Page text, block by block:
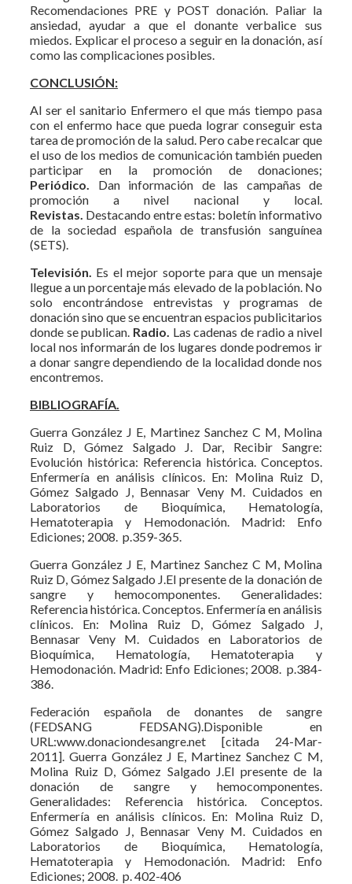
Recomendaciones PRE y POST donación. Paliar la
ansiedad, ayudar a que el donante verbalice sus
miedos. Explicar el proceso a seguir en la donación, así
como las complicaciones posibles.
CONCLUSIÓN:
Al ser el sanitario Enfermero el que más tiempo pasa
con el enfermo hace que pueda lograr conseguir esta
tarea de promoción de la salud. Pero cabe recalcar que
el uso de los medios de comunicación también pueden
participar en la promoción de donaciones;
Periódico.
Dan información de las campañas de
promoción a nivel nacional y local.
Revistas. Destacando entre estas: boletín informativo
de la sociedad española de transfusión sanguínea
(SETS).
Televisión. Es el mejor soporte para que un mensaje
llegue a un porcentaje más elevado de la población. No
solo encontrándose entrevistas y programas de
donación sino que se encuentran espacios publicitarios
donde se publican. Radio. Las cadenas de radio a nivel
local nos informarán de los lugares donde podremos ir
a donar sangre dependiendo de la localidad donde nos
encontremos.
BIBLIOGRAFÍA.
Guerra González J E, Martinez Sanchez C M, Molina
Ruiz D, Gómez Salgado J. Dar, Recibir Sangre:
Evolución histórica: Referencia histórica. Conceptos.
Enfermería en análisis clínicos. En: Molina Ruiz D,
Gómez Salgado J, Bennasar Veny M. Cuidados en
Laboratorios de Bioquímica, Hematología,
Hematoterapia y Hemodonación. Madrid: Enfo
Ediciones; 2008. p.359-365.
Guerra González J E, Martinez Sanchez C M, Molina
Ruiz D, Gómez Salgado J.El presente de la donación de
sangre y hemocomponentes. Generalidades:
Referencia histórica. Conceptos. Enfermería en análisis
clínicos. En: Molina Ruiz D, Gómez Salgado J,
Bennasar Veny M. Cuidados en Laboratorios de
Bioquímica, Hematología, Hematoterapia y
Hemodonación. Madrid: Enfo Ediciones; 2008. p.384-
386.
Federación española de donantes de sangre
(FEDSANG FEDSANG).Disponible en
URL:www.donaciondesangre.net [citada 24-Mar-
2011]. Guerra González J E, Martinez Sanchez C M,
Molina Ruiz D, Gómez Salgado J.El presente de la
donación de sangre y hemocomponentes.
Generalidades: Referencia histórica. Conceptos.
Enfermería en análisis clínicos. En: Molina Ruiz D,
Gómez Salgado J, Bennasar Veny M. Cuidados en
Laboratorios de Bioquímica, Hematología,
Hematoterapia y Hemodonación. Madrid: Enfo
Ediciones; 2008. p. 402-406